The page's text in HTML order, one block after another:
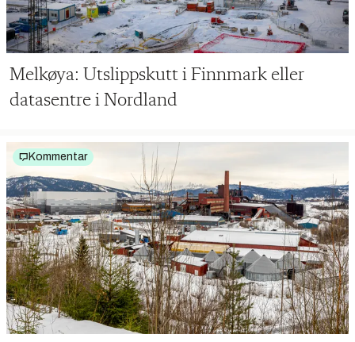
Melkøya: Utslippskutt i Finnmark eller
datasentre i Nordland
Kommentar